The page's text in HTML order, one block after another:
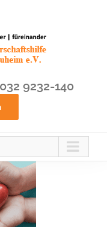
9232-140